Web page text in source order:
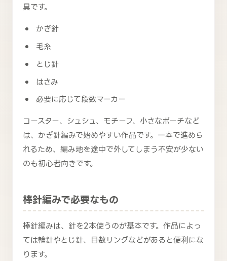
具です。
かぎ針
毛糸
とじ針
はさみ
必要に応じて段数マーカー
コースター、シュシュ、モチーフ、小さなポーチなど
は、かぎ針編みで始めやすい作品です。一本で進めら
れるため、編み地を途中で外してしまう不安が少ない
のも初心者向きです。
棒針編みで必要なもの
棒針編みは、針を2本使うのが基本です。作品によっ
ては輪針やとじ針、目数リングなどがあると便利にな
ります。